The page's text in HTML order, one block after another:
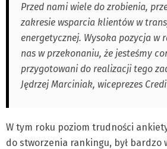
Przed nami wiele do zrobienia,
zakresie wsparcia klientów w
energetycznej. Wysoka pozycja w
nas w przekonaniu, że jesteśmy
przygotowani do realizacji tego
Jędrzej Marciniak, wiceprezes
W tym roku poziom trudności
do stworzenia rankingu, był bardzo